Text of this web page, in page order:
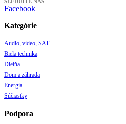
Facebook
Kategórie
Audio, video, SAT
Biela technika
Dielňa
Dom a záhrada
Energia
Súčiastky
Podpora